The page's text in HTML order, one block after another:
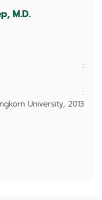
M.D.
:
:
University, 2013
:
: